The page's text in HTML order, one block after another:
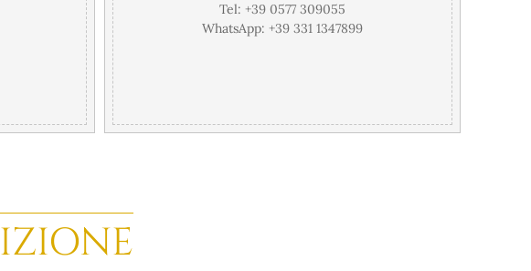
Tel: +39 0577 309055
WhatsApp: +39 331 1347899